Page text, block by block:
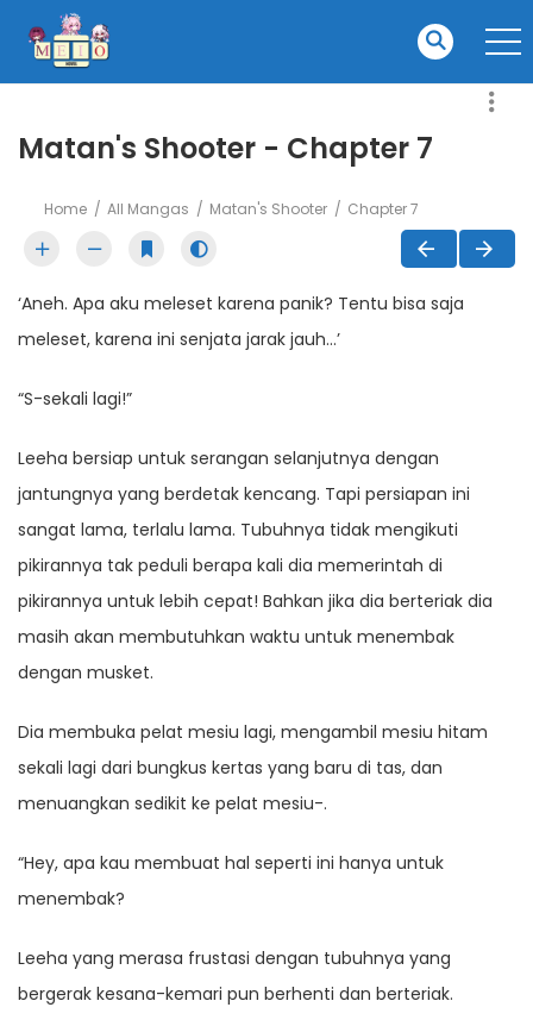
Matan's Shooter - Chapter 7
Home All Mangas Matan's Shooter Chapter 7
‘Aneh. Apa aku meleset karena panik? Tentu bisa saja
meleset, karena ini senjata jarak jauh…’
“S-sekali lagi!”
Leeha bersiap untuk serangan selanjutnya dengan
jantungnya yang berdetak kencang. Tapi persiapan ini
sangat lama, terlalu lama. Tubuhnya tidak mengikuti
pikirannya tak peduli berapa kali dia memerintah di
pikirannya untuk lebih cepat! Bahkan jika dia berteriak dia
masih akan membutuhkan waktu untuk menembak
dengan musket.
Dia membuka pelat mesiu lagi, mengambil mesiu hitam
sekali lagi dari bungkus kertas yang baru di tas, dan
menuangkan sedikit ke pelat mesiu-.
“Hey, apa kau membuat hal seperti ini hanya untuk
menembak?
Leeha yang merasa frustasi dengan tubuhnya yang
bergerak kesana-kemari pun berhenti dan berteriak.